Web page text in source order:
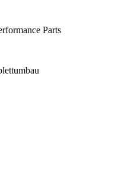
Parts